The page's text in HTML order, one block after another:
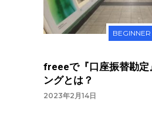
BEGINNER
freeeで『口座振替勘定
ングとは？
2023年2月14日